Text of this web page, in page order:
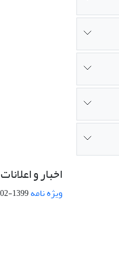
اخبار و اعلانات
ویژه نامه1399-02-21